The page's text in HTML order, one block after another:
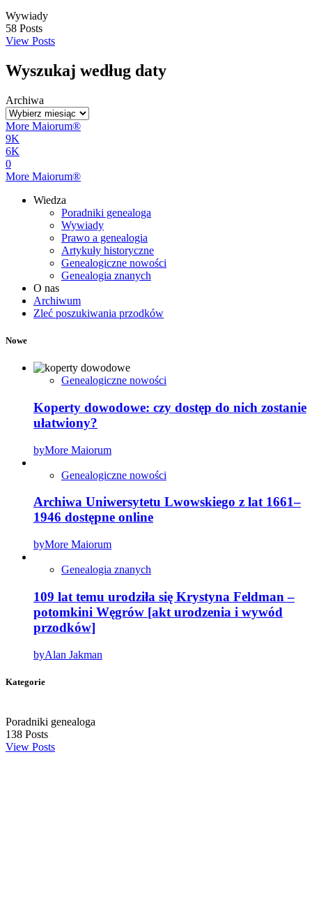
Wywiady
58 Posts
View Posts
Wyszukaj według daty
Archiwa
More Maiorum®
9K
6K
0
More Maiorum®
Wiedza
Poradniki genealoga
Wywiady
Prawo a genealogia
Artykuły historyczne
Genealogiczne nowości
Genealogia znanych
O nas
Archiwum
Zleć poszukiwania przodków
Nowe
Genealogiczne nowości
Koperty dowodowe: czy dostęp do nich zostanie
ułatwiony?
byMore Maiorum
Genealogiczne nowości
Archiwa Uniwersytetu Lwowskiego z lat 1661–
1946 dostępne online
byMore Maiorum
Genealogia znanych
109 lat temu urodziła się Krystyna Feldman –
potomkini Węgrów [akt urodzenia i wywód
przodków]
byAlan Jakman
Kategorie
Poradniki genealoga
138 Posts
View Posts